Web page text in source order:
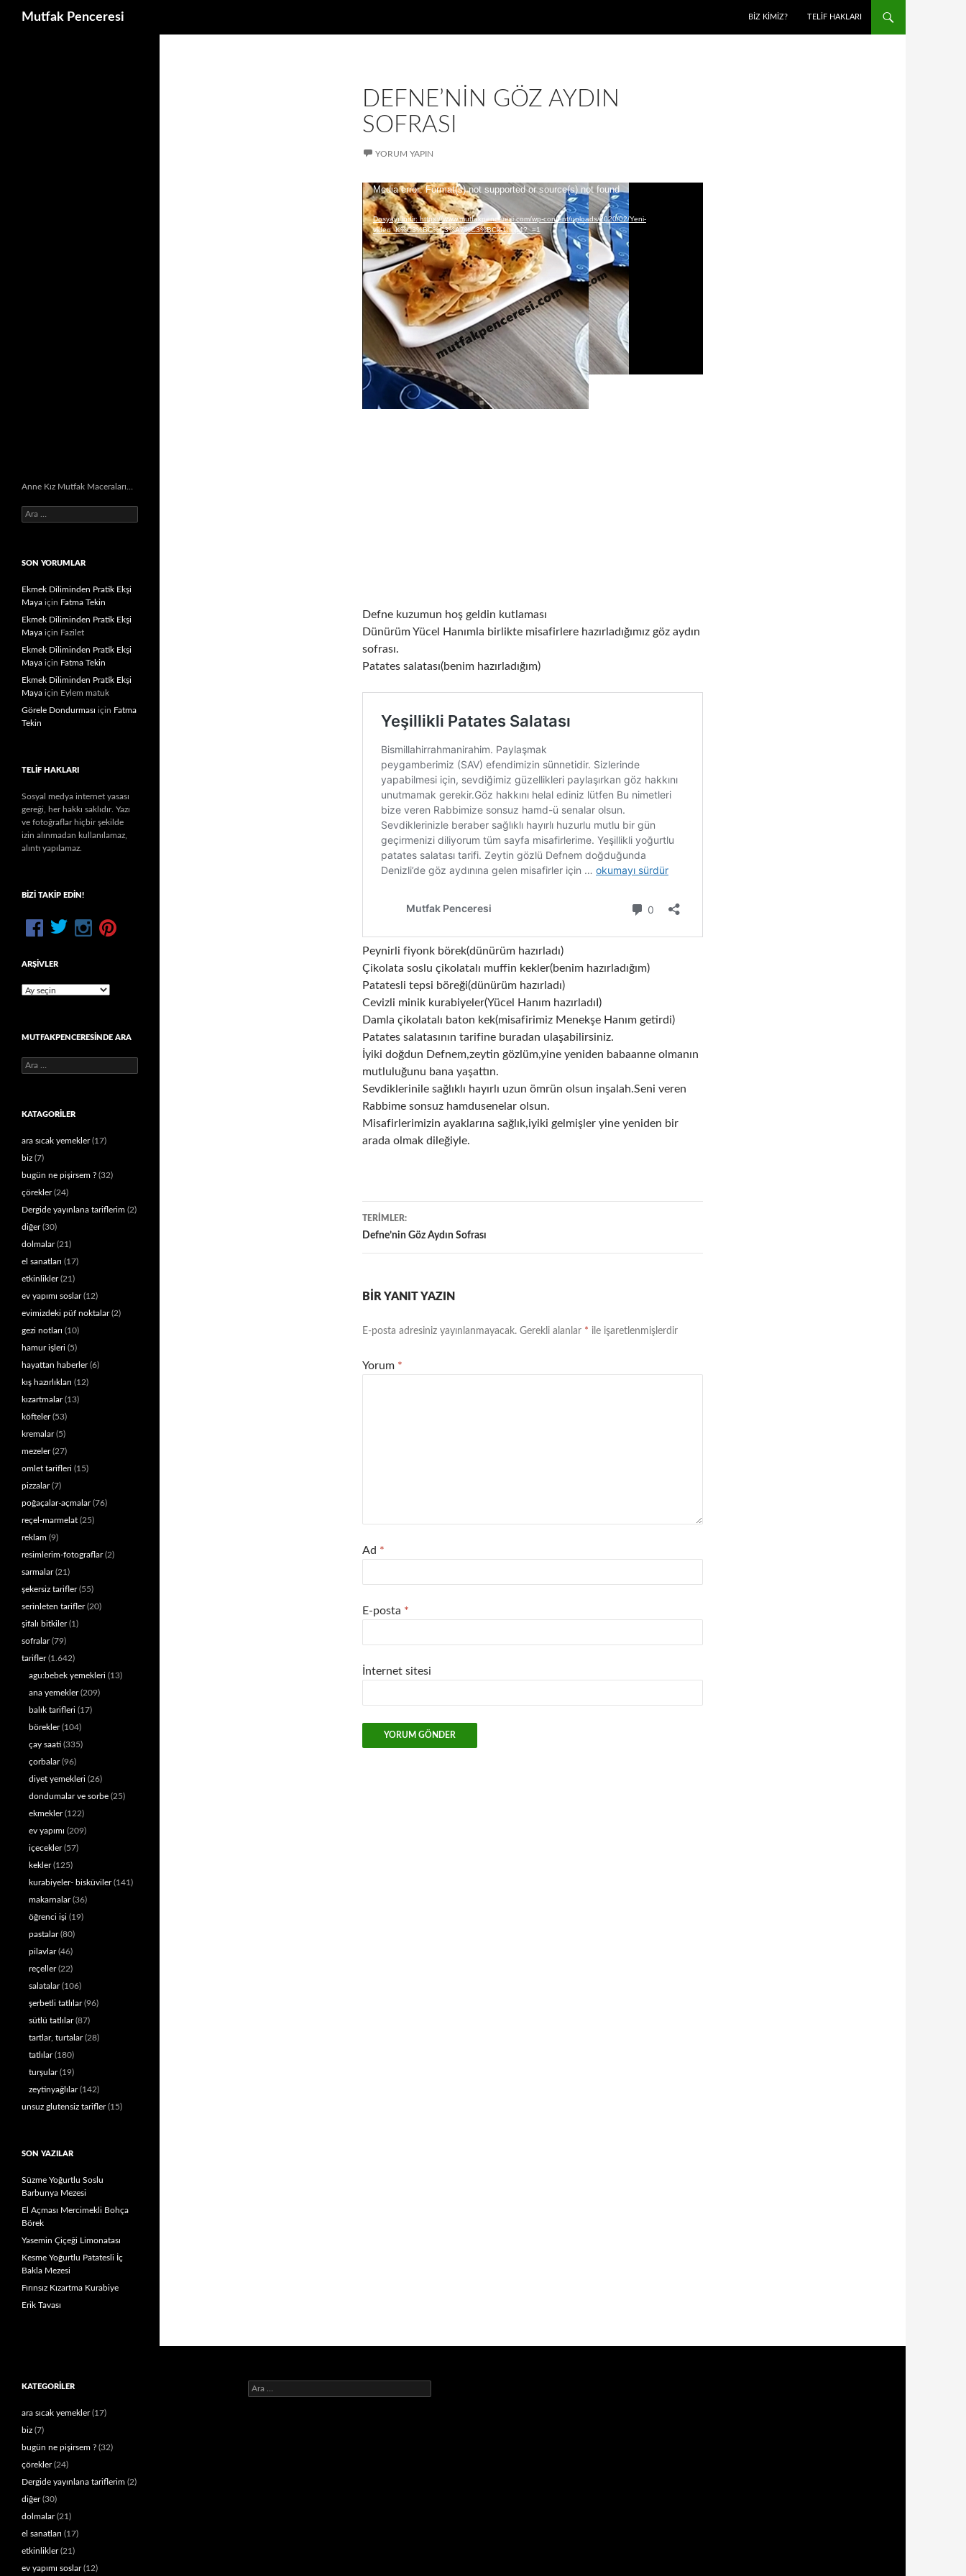
Mutfak Penceresi BIZ KIMIZ? TELIF HAKLARI
DEFNE’NIN GÖZ AYDIN
SOFRASI
YORUM YAPIN
Video
oynatıcı
Media error: Format(s) not supported or source(s) not found
Dosyayı indir: https://www.mutfakpenceresi.com/wp-content/uploads/2020/02/Yeni-
video_K%C3%BC%C3%A7%C3%BCk-1.mp4?_=1
Defne kuzumun hoş geldin kutlaması
Dünürüm Yücel Hanımla birlikte misafirlere hazırladığımız göz aydın
sofrası.
Patates salatası(benim hazırladığım)
Peynirli fiyonk börek(dünürüm hazırladı)
Çikolata soslu çikolatalı muffin kekler(benim hazırladığım)
Patatesli tepsi böreği(dünürüm hazırladı)
Cevizli minik kurabiyeler(Yücel Hanım hazırladıI)
Damla çikolatalı baton kek(misafirimiz Menekşe Hanım getirdi)
Patates salatasının tarifine buradan ulaşabilirsiniz.
İyiki doğdun Defnem,zeytin gözlüm,yine yeniden babaanne olmanın
mutluluğunu bana yaşattın.
Sevdiklerinile sağlıklı hayırlı uzun ömrün olsun inşalah.Seni veren
Rabbime sonsuz hamdusenelar olsun.
Misafirlerimizin ayaklarına sağlık,iyiki gelmişler yine yeniden bir
arada olmak dileğiyle.
Yazı
dolaşımı
TERIMLER:
Defne’nin Göz Aydın Sofrası
BIR YANIT YAZIN
E-posta adresiniz yayınlanmayacak. Gerekli alanlar * ile işaretlenmişlerdir
Yorum *
Ad *
E-posta *
İnternet sitesi
Anne Kız Mutfak Maceraları…
Arama:
SON YORUMLAR
Ekmek Diliminden Pratik Ekşi
Maya için Fatma Tekin
Ekmek Diliminden Pratik Ekşi
Maya için Fazilet
Ekmek Diliminden Pratik Ekşi
Maya için Fatma Tekin
Ekmek Diliminden Pratik Ekşi
Maya için Eylem matuk
Görele Dondurması için Fatma
Tekin
TELIF HAKLARI
Sosyal medya internet yasası
gereği, her hakkı saklıdır. Yazı
ve fotoğraflar hiçbir şekilde
izin alınmadan kullanılamaz,
alıntı yapılamaz.
BIZI TAKIP EDIN!
ARŞIVLER
Arşivler
MUTFAKPENCERESINDE ARA
Arama:
KATAGORILER
ara sıcak yemekler(17)
biz (7)
bugün ne pişirsem ? (32)
çörekler(24)
Dergide yayınlana tariflerim (2)
diğer(30)
dolmalar(21)
el sanatları (17)
etkinlikler(21)
ev yapımı soslar(12)
evimizdeki püf noktalar(2)
gezi notları (10)
hamur işleri (5)
hayattan haberler(6)
kış hazırlıkları (12)
kızartmalar(13)
köfteler(53)
kremalar(5)
mezeler(27)
omlet tarifleri (15)
pizzalar(7)
poğaçalar-açmalar(76)
reçel-marmelat (25)
reklam (9)
resimlerim-fotograflar(2)
sarmalar(21)
şekersiz tarifler(55)
serinleten tarifler(20)
şifalı bitkiler(1)
sofralar(79)
tarifler(1.642)
agu:bebek yemekleri (13)
ana yemekler(209)
balık tarifleri (17)
börekler(104)
çay saati (335)
çorbalar(96)
diyet yemekleri (26)
dondumalar ve sorbe (25)
ekmekler(122)
ev yapımı (209)
içecekler(57)
kekler(125)
kurabiyeler- bisküviler(141)
makarnalar(36)
öğrenci işi (19)
pastalar(80)
pilavlar(46)
reçeller(22)
salatalar(106)
şerbetli tatlılar(96)
sütlü tatlılar(87)
tartlar, turtalar(28)
tatlılar(180)
turşular(19)
zeytinyağlılar(142)
unsuz glutensiz tarifler(15)
SON YAZILAR
Süzme Yoğurtlu Soslu
Barbunya Mezesi
El Açması Mercimekli Bohça
Börek
Yasemin Çiçeği Limonatası
Kesme Yoğurtlu Patatesli İç
Bakla Mezesi
Fırınsız Kızartma Kurabiye
Erik Tavası
KATEGORILER
ara sıcak yemekler(17)
biz (7)
bugün ne pişirsem ? (32)
çörekler(24)
Dergide yayınlana tariflerim (2)
diğer(30)
dolmalar(21)
el sanatları (17)
etkinlikler(21)
ev yapımı soslar(12)
Arama: